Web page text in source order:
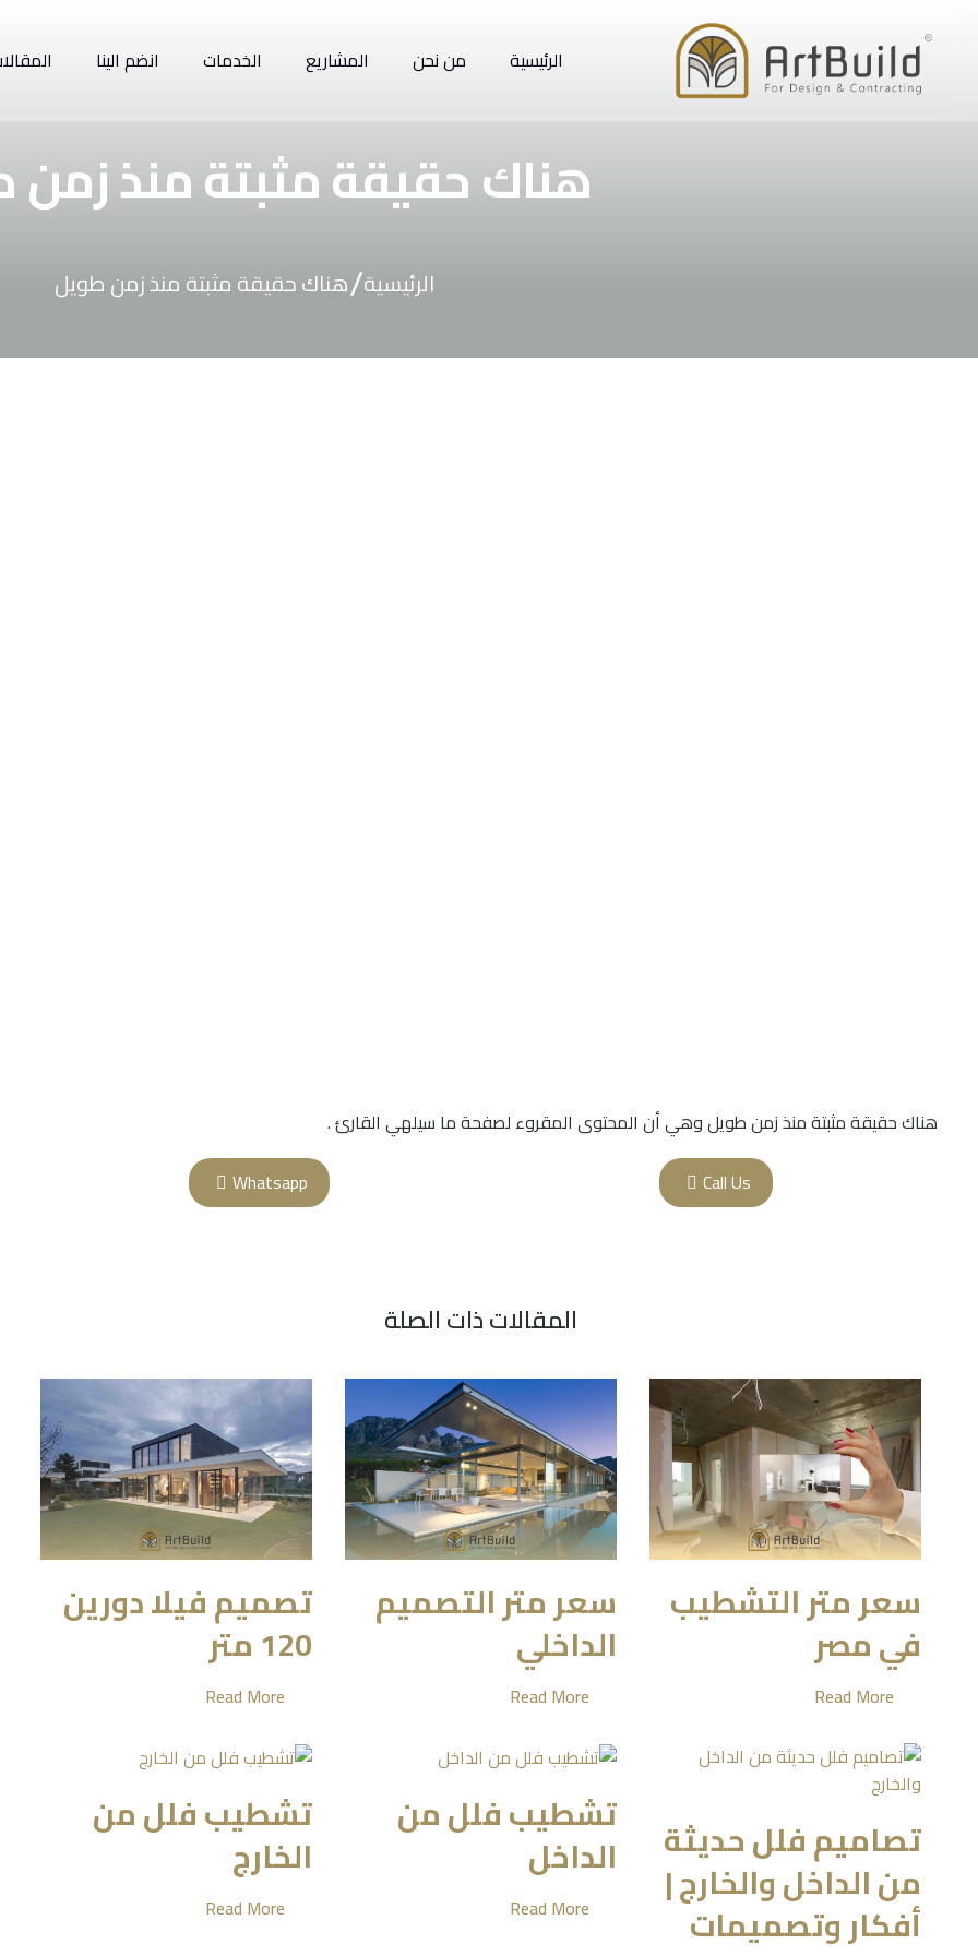
الرئيسية من نحن المشاريع الخدمات انضم الينا
هناك حقيقة مثبتة منذ
الرئيسية/هناك حقيقة مثبتة منذ زمن طويل
هناك حقيقة مثبتة منذ زمن طويل وهي أن المحتوى المقروء لصفحة ما سيلهي القارئ .
Call Us
Whatsapp
المقالات ذات الصلة
سعر متر التشطيب
في مصر
Read More
سعر متر التصميم
الداخلي
Read More
تصميم فيلا دورين
120 متر
Read More
تصاميم فلل حديثة
من الداخل والخارج |
أفكار وتصميمات
تشطيب فلل من
الداخل
Read More
تشطيب فلل من
الخارج
Read More